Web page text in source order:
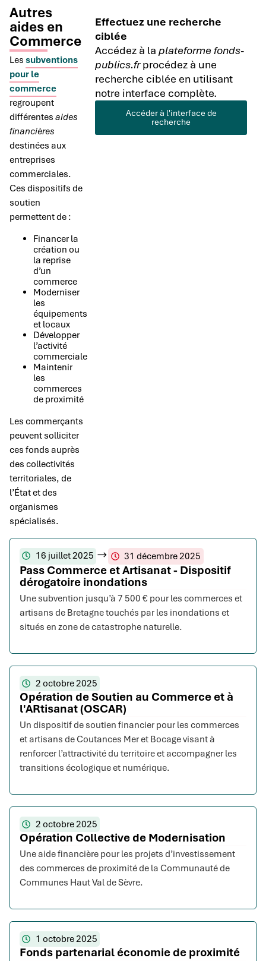
Autres
aides en
Commerce
Les subventions
pour le
commerce
regroupent
différentes aides
financières
destinées aux
entreprises
commerciales.
Ces dispositifs de
soutien
permettent de :
Financer la
création ou
la reprise
d’un
commerce
Moderniser
les
équipements
et locaux
Développer
l’activité
commerciale
Maintenir
les
commerces
de proximité
Les commerçants
peuvent solliciter
ces fonds auprès
des collectivités
territoriales, de
l’État et des
organismes
spécialisés.
Effectuez une recherche
ciblée
Accédez à laplateforme fonds-
publics.frprocédez à une
recherche ciblée en utilisant
notre interface complète.
Accéder à l'interface de
recherche
16 juillet 2025 31 décembre 2025
Pass Commerce et Artisanat - Dispositif
dérogatoire inondations
Une subvention jusqu’à 7 500 € pour les commerces et
artisans de Bretagne touchés par les inondations et
situés en zone de catastrophe naturelle.
2 octobre 2025
Opération de Soutien au Commerce et à
l'ARtisanat (OSCAR)
Un dispositif de soutien financier pour les commerces
et artisans de Coutances Mer et Bocage visant à
renforcer l’attractivité du territoire et accompagner les
transitions écologique et numérique.
2 octobre 2025
Opération Collective de Modernisation
Une aide financière pour les projets d’investissement
des commerces de proximité de la Communauté de
Communes Haut Val de Sèvre.
1 octobre 2025
Fonds partenarial économie de proximité